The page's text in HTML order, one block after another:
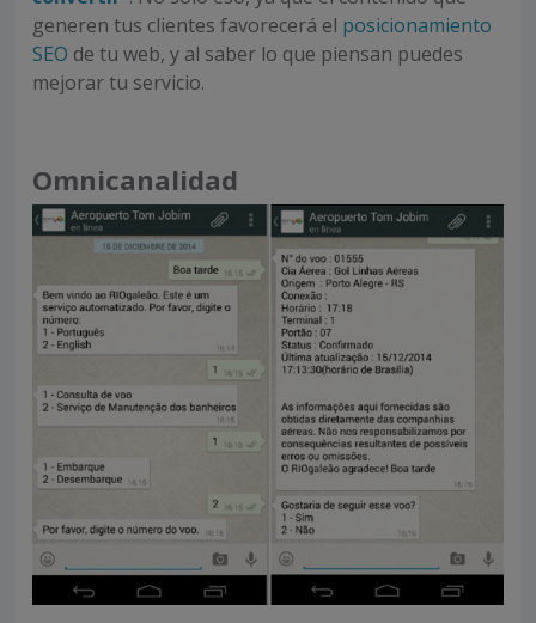
generen tus clientes favorecerá el posicionamiento
SEO de tu web, y al saber lo que piensan puedes
mejorar tu servicio.
Omnicanalidad